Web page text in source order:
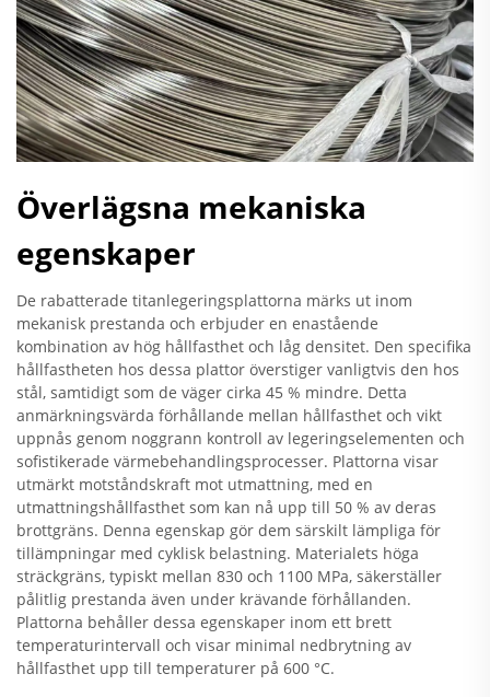
Överlägsna mekaniska
egenskaper
De rabatterade titanlegeringsplattorna märks ut inom
mekanisk prestanda och erbjuder en enastående
kombination av hög hållfasthet och låg densitet. Den specifika
hållfastheten hos dessa plattor överstiger vanligtvis den hos
stål, samtidigt som de väger cirka 45 % mindre. Detta
anmärkningsvärda förhållande mellan hållfasthet och vikt
uppnås genom noggrann kontroll av legeringselementen och
sofistikerade värmebehandlingsprocesser. Plattorna visar
utmärkt motståndskraft mot utmattning, med en
utmattningshållfasthet som kan nå upp till 50 % av deras
brottgräns. Denna egenskap gör dem särskilt lämpliga för
tillämpningar med cyklisk belastning. Materialets höga
sträckgräns, typiskt mellan 830 och 1100 MPa, säkerställer
pålitlig prestanda även under krävande förhållanden.
Plattorna behåller dessa egenskaper inom ett brett
temperaturintervall och visar minimal nedbrytning av
hållfasthet upp till temperaturer på 600 °C.